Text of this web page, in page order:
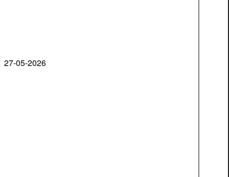
27-05-2026